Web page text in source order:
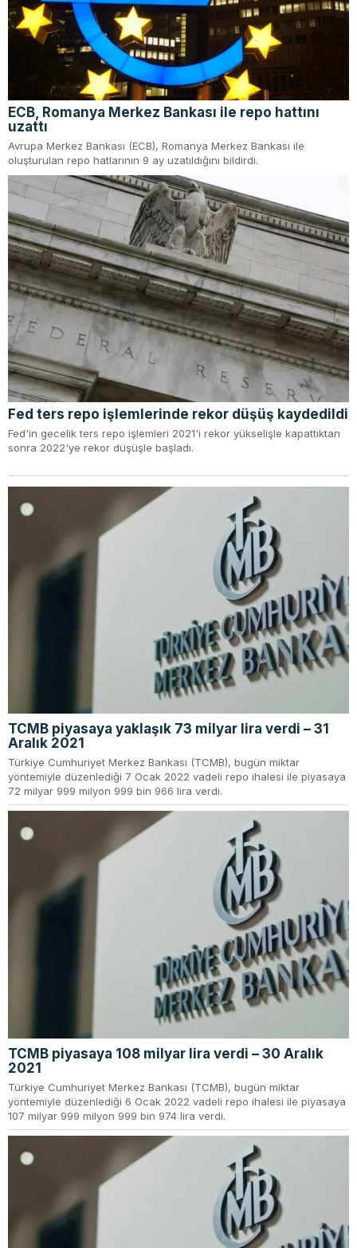
ECB, Romanya Merkez Bankası ile repo hattını
uzattı
Avrupa Merkez Bankası (ECB), Romanya Merkez Bankası ile
oluşturulan repo hatlarının 9 ay uzatıldığını bildirdi.
Fed ters repo işlemlerinde rekor düşüş kaydedildi
Fed'in gecelik ters repo işlemleri 2021'i rekor yükselişle kapattıktan
sonra 2022'ye rekor düşüşle başladı.
TCMB piyasaya yaklaşık 73 milyar lira verdi – 31
Aralık 2021
Türkiye Cumhuriyet Merkez Bankası (TCMB), bugün miktar
yöntemiyle düzenlediği 7 Ocak 2022 vadeli repo ihalesi ile piyasaya
72 milyar 999 milyon 999 bin 966 lira verdi.
TCMB piyasaya 108 milyar lira verdi – 30 Aralık
2021
Türkiye Cumhuriyet Merkez Bankası (TCMB), bugün miktar
yöntemiyle düzenlediği 6 Ocak 2022 vadeli repo ihalesi ile piyasaya
107 milyar 999 milyon 999 bin 974 lira verdi.